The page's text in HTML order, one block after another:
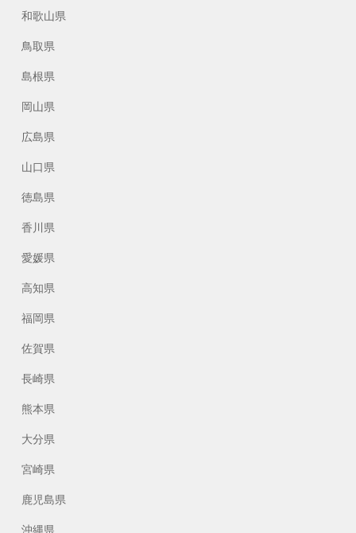
和歌山県
鳥取県
島根県
岡山県
広島県
山口県
徳島県
香川県
愛媛県
高知県
福岡県
佐賀県
長崎県
熊本県
大分県
宮崎県
鹿児島県
沖縄県